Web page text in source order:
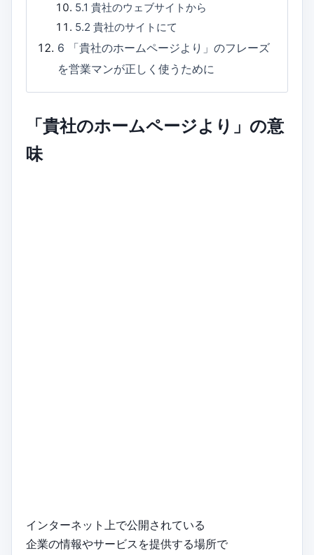
5.1 貴社のウェブサイトから
5.2 貴社のサイトにて
6
「貴社のホームページより」のフレーズ
を営業マンが正しく使うために
「貴社のホームページより」の意
味
インターネット上で公開されている
企業の情報やサービスを提供する場所で